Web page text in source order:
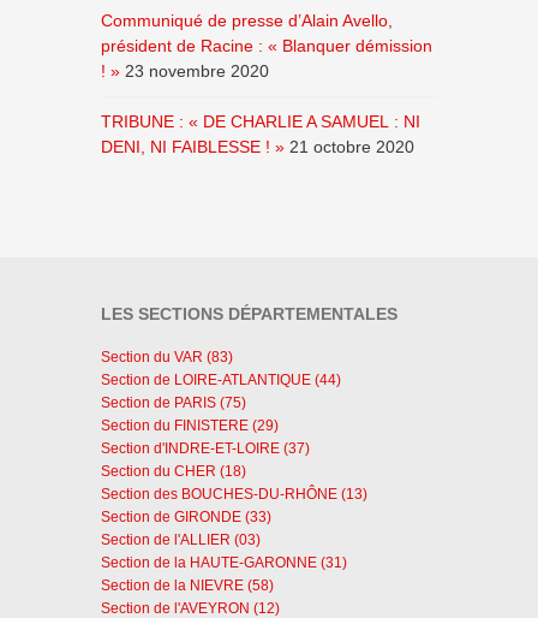
Communiqué de presse d’Alain Avello,
président de Racine : « Blanquer démission
! » 23 novembre 2020
TRIBUNE : « DE CHARLIE A SAMUEL : NI
DENI, NI FAIBLESSE ! » 21 octobre 2020
LES SECTIONS DÉPARTEMENTALES
Section du VAR (83)
Section de LOIRE-ATLANTIQUE (44)
Section de PARIS (75)
Section du FINISTERE (29)
Section d'INDRE-ET-LOIRE (37)
Section du CHER (18)
Section des BOUCHES-DU-RHÔNE (13)
Section de GIRONDE (33)
Section de l'ALLIER (03)
Section de la HAUTE-GARONNE (31)
Section de la NIEVRE (58)
Section de l'AVEYRON (12)